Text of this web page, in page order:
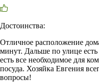
Достоинства:
Отличное расположение
минут. Дальше по улице
есть все необходимое для
посуда. Хозяйка Евгения
вопросы!